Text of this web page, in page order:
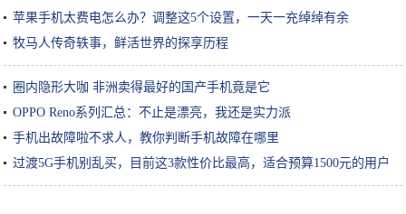
苹果手机太费电怎么办？调整这5个设置，一天一充绰绰有余
牧马人传奇轶事，鲜活世界的探享历程
圈内隐形大咖 非洲卖得最好的国产手机竟是它
OPPO Reno系列汇总：不止是漂亮，我还是实力派
手机出故障啦不求人，教你判断手机故障在哪里
过渡5G手机别乱买，目前这3款性价比最高，适合预算1500元的用户